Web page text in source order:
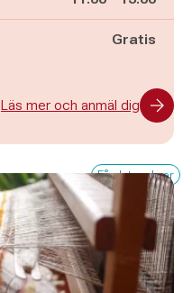
Gratis
Läs mer och anmäl dig
Få platser kvar